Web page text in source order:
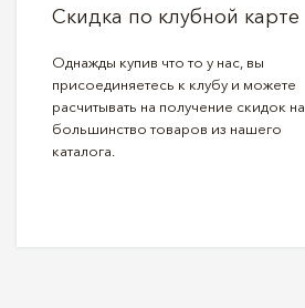
Скидка по клубной карте
Однажды купив что то у нас, вы
присоединяетесь к клубу и можете
расчитывать на получение скидок на
большинство товаров из нашего
каталога.